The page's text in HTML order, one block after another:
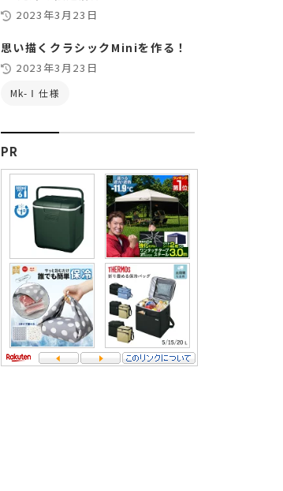
2023年3月23日
思い描くクラシックMiniを作る！
2023年3月23日
Mk-Ⅰ仕様
PR